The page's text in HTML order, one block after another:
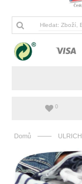
0
Domů —— ULRICH